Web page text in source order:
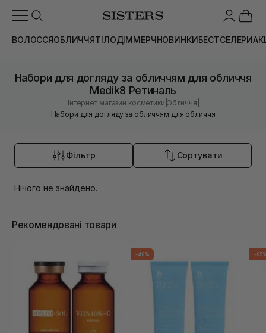
ВОЛОССЯОБЛИЧЧЯТІЛОДІММЕРЧНОВИНКИБЕСТСЕЛЕРИ
Набори для догляду за обличчям для обличчя
Medik8 Ретиналь
Інтернет магазин косметики |Обличчя
Набори для догляду за обличчям для обличчя
Фільтр Сортувати
Нічого не знайдено.
Рекомендовані товари
-46% -